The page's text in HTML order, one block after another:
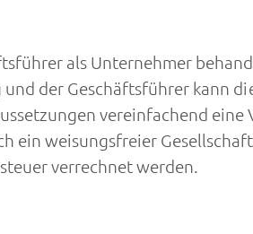
als Unternehmer
der Geschäftsführer kann
vereinfachend eine
ein weisungsfreier
verrechnet werden.